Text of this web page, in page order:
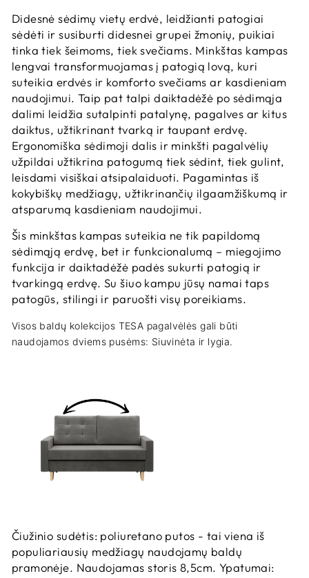
Didesnė sėdimų vietų erdvė, leidžianti patogiai
sėdėti ir susiburti didesnei grupei žmonių, puikiai
tinka tiek šeimoms, tiek svečiams. Minkštas kampas
lengvai transformuojamas į patogią lovą, kuri
suteikia erdvės ir komforto svečiams ar kasdieniam
naudojimui. Taip pat talpi daiktadėžė po sėdimąja
dalimi leidžia sutalpinti patalynę, pagalves ar kitus
daiktus, užtikrinant tvarką ir taupant erdvę.
Ergonomiška sėdimoji dalis ir minkšti pagalvėlių
užpildai užtikrina patogumą tiek sėdint, tiek gulint,
leisdami visiškai atsipalaiduoti. Pagamintas iš
kokybiškų medžiagų, užtikrinančių ilgaamžiškumą ir
atsparumą kasdieniam naudojimui.
Šis minkštas kampas suteikia ne tik papildomą
sėdimąją erdvę, bet ir funkcionalumą – miegojimo
funkcija ir daiktadėžė padės sukurti patogią ir
tvarkingą erdvę. Su šiuo kampu jūsų namai taps
patogūs, stilingi ir paruošti visų poreikiams.
Visos baldų kolekcijos TESA pagalvėlės gali būti
naudojamos dviems pusėms: Siuvinėta ir lygia.
Čiužinio sudėtis: poliuretano putos - tai viena iš
populiariausių medžiagų naudojamų baldų
pramonėje. Naudojamas storis 8,5cm. Ypatumai: